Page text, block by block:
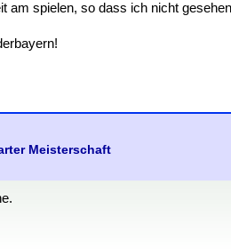
am spielen, so dass ich nicht
Meisterschaft